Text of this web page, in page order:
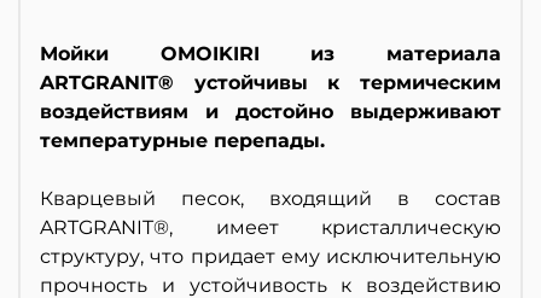
Мойки OMOIKIRI из материала
ARTGRANIT® устойчивы к термическим
воздействиям и достойно выдерживают
температурные перепады.
Кварцевый песок, входящий в состав
ARTGRANIT®, имеет кристаллическую
структуру, что придает ему исключительную
прочность и устойчивость к воздействию